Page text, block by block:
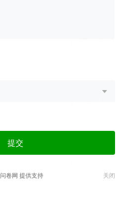
提交
问卷网 提供支持 关闭